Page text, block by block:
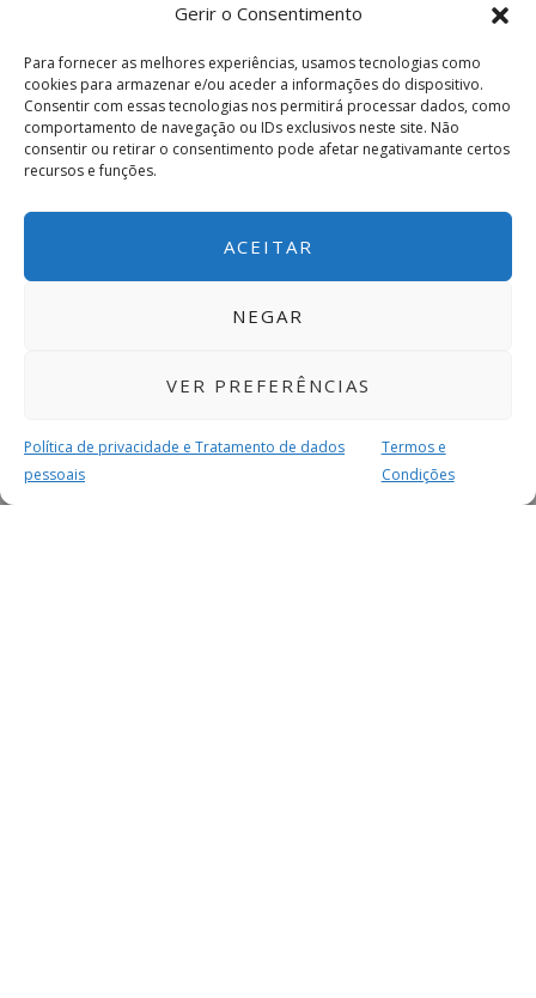
Gerir o Consentimento
Para fornecer as melhores experiências, usamos tecnologias como
cookies para armazenar e/ou aceder a informações do dispositivo.
Consentir com essas tecnologias nos permitirá processar dados, como
comportamento de navegação ou IDs exclusivos neste site. Não
consentir ou retirar o consentimento pode afetar negativamante certos
recursos e funções.
ACEITAR
NEGAR
VER PREFERÊNCIAS
Política de privacidade e Tratamento de dados
pessoais
Termos e
Condições